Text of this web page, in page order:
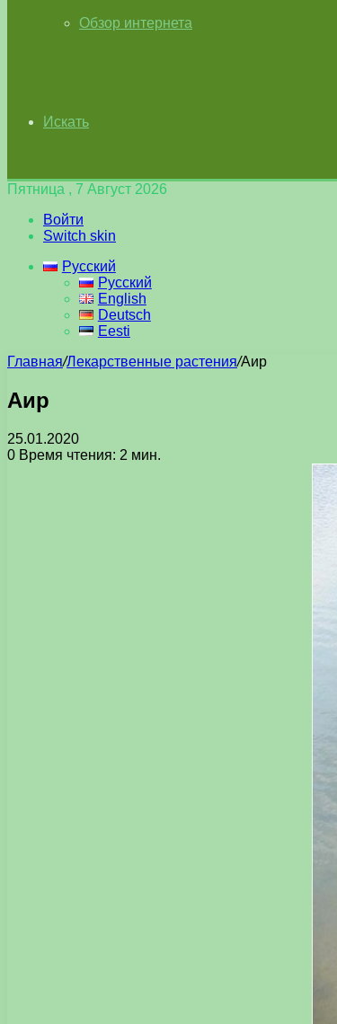
Обзор интернета
Искать
Пятница , 7 Август 2026
Войти
Switch skin
Русский
Русский
English
Deutsch
Eesti
Главная/Лекарственные растения/Аир
Аир
25.01.2020
0 Время чтения: 2 мин.